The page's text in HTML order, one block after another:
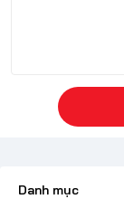
Danh mục